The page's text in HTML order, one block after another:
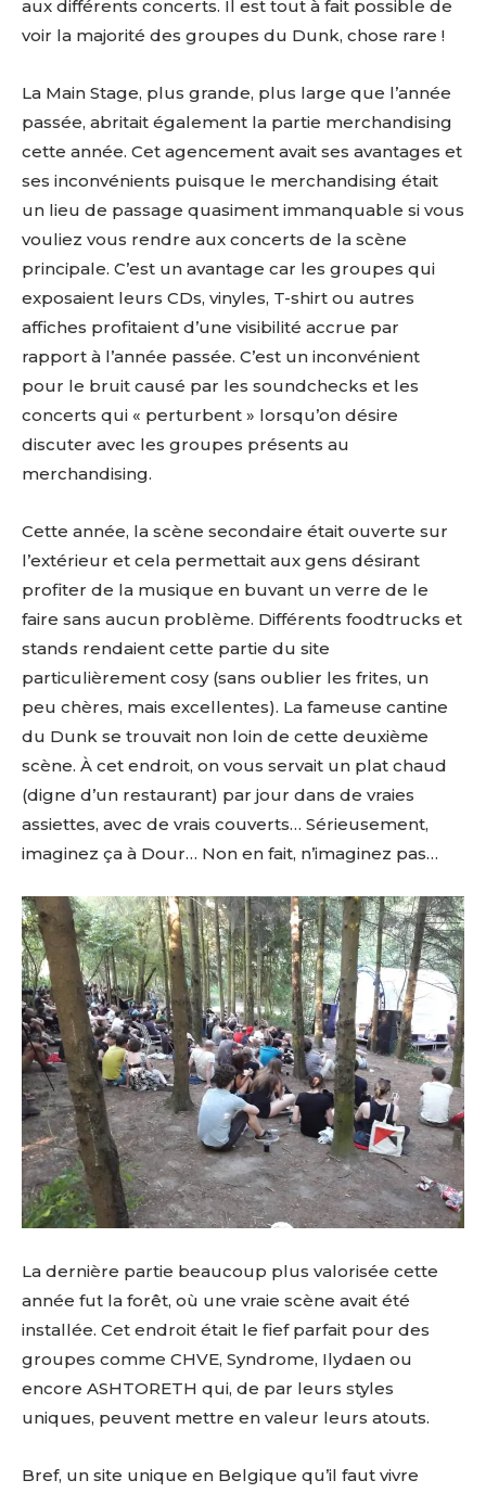
aux différents concerts. Il est tout à fait possible de
voir la majorité des groupes du Dunk, chose rare !
La Main Stage, plus grande, plus large que l’année
passée, abritait également la partie merchandising
cette année. Cet agencement avait ses avantages et
ses inconvénients puisque le merchandising était
un lieu de passage quasiment immanquable si vous
vouliez vous rendre aux concerts de la scène
principale. C’est un avantage car les groupes qui
exposaient leurs CDs, vinyles, T-shirt ou autres
affiches profitaient d’une visibilité accrue par
rapport à l’année passée. C’est un inconvénient
pour le bruit causé par les soundchecks et les
concerts qui « perturbent » lorsqu’on désire
discuter avec les groupes présents au
merchandising.
Cette année, la scène secondaire était ouverte sur
l’extérieur et cela permettait aux gens désirant
profiter de la musique en buvant un verre de le
faire sans aucun problème. Différents foodtrucks et
stands rendaient cette partie du site
particulièrement cosy (sans oublier les frites, un
peu chères, mais excellentes). La fameuse cantine
du Dunk se trouvait non loin de cette deuxième
scène. À cet endroit, on vous servait un plat chaud
(digne d’un restaurant) par jour dans de vraies
assiettes, avec de vrais couverts… Sérieusement,
imaginez ça à Dour… Non en fait, n’imaginez pas…
La dernière partie beaucoup plus valorisée cette
année fut la forêt, où une vraie scène avait été
installée. Cet endroit était le fief parfait pour des
groupes comme CHVE, Syndrome, Ilydaen ou
encore ASHTORETH qui, de par leurs styles
uniques, peuvent mettre en valeur leurs atouts.
Bref, un site unique en Belgique qu’il faut vivre